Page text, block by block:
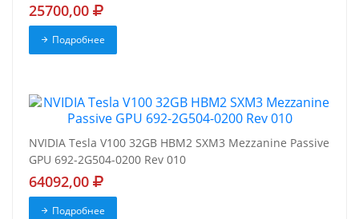
25700,00
Подробнее
NVIDIA Tesla V100 32GB HBM2 SXM3 Mezzanine Passive
GPU 692-2G504-0200 Rev 010
64092,00
Подробнее